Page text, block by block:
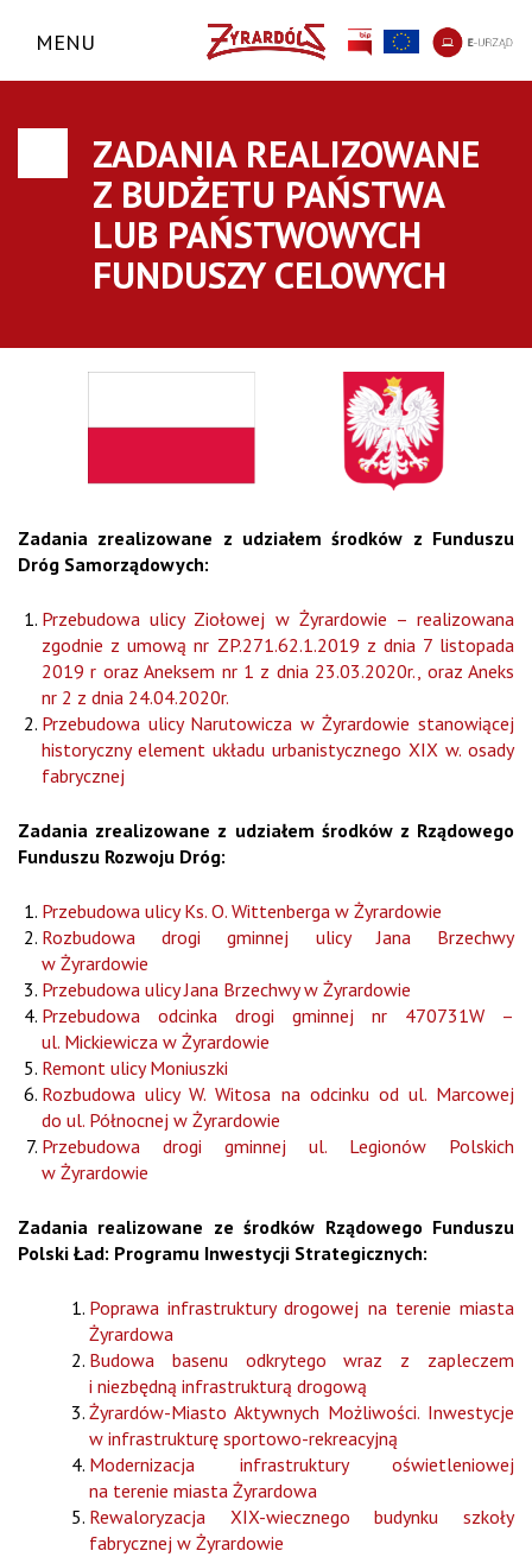
MENU
ZADANIA REALIZOWANE
Z BUDŻETU PAŃSTWA
LUB PAŃSTWOWYCH
FUNDUSZY CELOWYCH
Zadania zrealizowane z udziałem środków z Funduszu
Dróg Samorządowych:
Przebudowa ulicy Ziołowej w Żyrardowie – realizowana
zgodnie z umową nr ZP.271.62.1.2019 z dnia 7 listopada
2019 r oraz Aneksem nr 1 z dnia 23.03.2020r., oraz Aneks
nr 2 z dnia 24.04.2020r.
Przebudowa ulicy Narutowicza w Żyrardowie stanowiącej
historyczny element układu urbanistycznego XIX w. osady
fabrycznej
Zadania zrealizowane z udziałem środków z Rządowego
Funduszu Rozwoju Dróg:
Przebudowa ulicy Ks. O. Wittenberga w Żyrardowie
Rozbudowa drogi gminnej ulicy Jana Brzechwy
w Żyrardowie
Przebudowa ulicy Jana Brzechwy w Żyrardowie
Przebudowa odcinka drogi gminnej nr 470731W –
ul. Mickiewicza w Żyrardowie
Remont ulicy Moniuszki
Rozbudowa ulicy W. Witosa na odcinku od ul. Marcowej
do ul. Północnej w Żyrardowie
Przebudowa drogi gminnej ul. Legionów Polskich
w Żyrardowie
Zadania realizowane ze środków Rządowego Funduszu
Polski Ład: Programu Inwestycji Strategicznych:
Poprawa infrastruktury drogowej na terenie miasta
Żyrardowa
Budowa basenu odkrytego wraz z zapleczem
i niezbędną infrastrukturą drogową
Żyrardów-Miasto Aktywnych Możliwości. Inwestycje
w infrastrukturę sportowo-rekreacyjną
Modernizacja infrastruktury oświetleniowej
na terenie miasta Żyrardowa
Rewaloryzacja XIX-wiecznego budynku szkoły
fabrycznej w Żyrardowie